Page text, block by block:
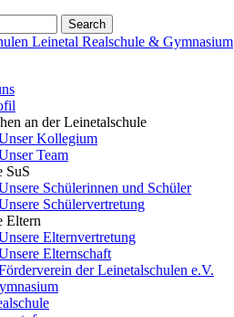
Search
Leinetal Realschule & Gymnasium
an der Leinetalschule
Kollegium
Team
SuS
Schülerinnen und Schüler
Schülervertretung
Eltern
Elternvertretung
Elternschaft
der Leinetalschulen e.V.